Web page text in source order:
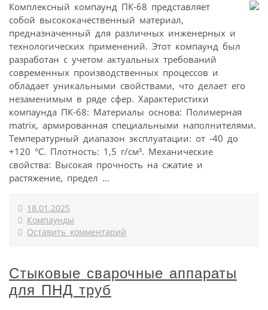
Комплексный компаунд ПК-68 представляет
собой высококачественный материал,
предназначенный для различных инженерных и
технологических применений. Этот компаунд был
разработан с учетом актуальных требований
современных производственных процессов и
обладает уникальными свойствами, что делает его
незаменимым в ряде сфер. Характеристики
компаунда ПК-68: Материалы основа: Полимерная
matrix, армированная специальными наполнителями.
Температурный диапазон эксплуатации: от -40 до
+120 °C. Плотность: 1,5 г/см³. Механические
свойства: Высокая прочность на сжатие и
растяжение, предел ...
18.01.2025
Компаунды
Оставить комментарий
Стыковые сварочные аппараты
для ПНД труб